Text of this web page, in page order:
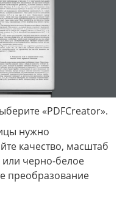
«PDFCreator».
нужно
качество, масштаб
черно-белое
преобразование